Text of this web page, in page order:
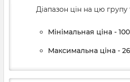
Діапазон цін на цю групу
Мінімальная ціна -
Максимальна ціна -